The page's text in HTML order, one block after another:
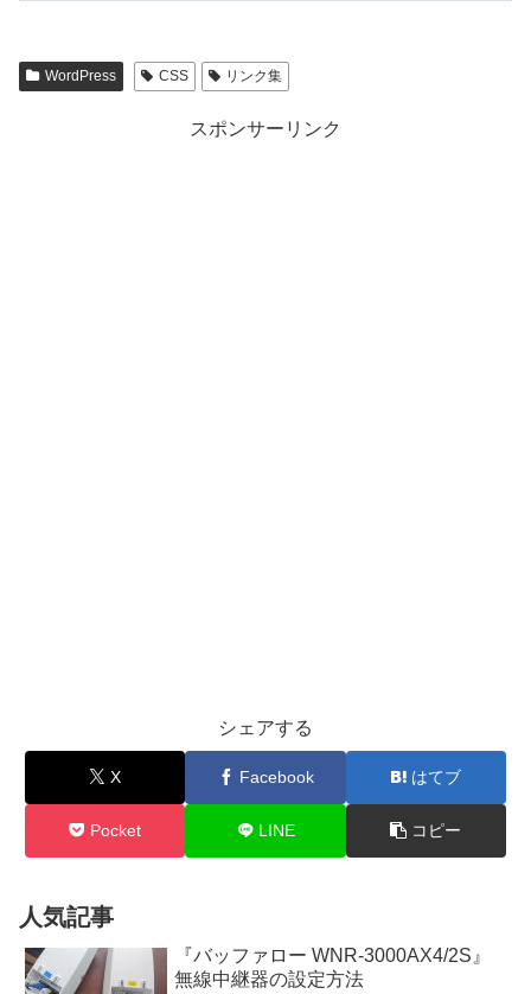
WordPress CSS リンク集
スポンサーリンク
シェアする
X Facebook はてブ
Pocket LINE コピー
人気記事
『バッファロー WNR-3000AX4/2S』
無線中継器の設定方法